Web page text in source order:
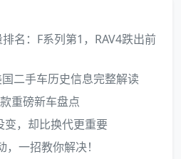
名：F系列第1，RAV4跌出前
二手车历史信息完整解读
重磅新车盘点
变，却比换代更重要
一招教你解决！